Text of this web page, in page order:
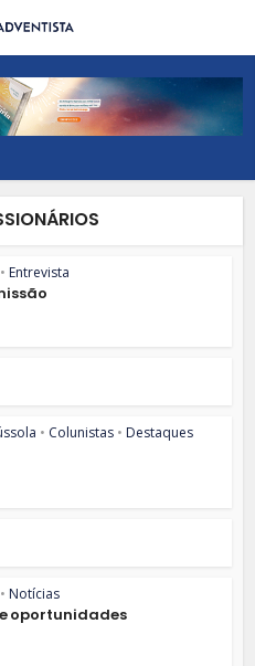
• Entrevista
• Colunistas • Destaques
• Notícias
oportunidades